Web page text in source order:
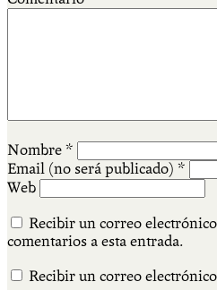
Nombre *
Email (no será publicado) *
Web
Recibir un correo
comentarios a esta entrada.
Recibir un correo